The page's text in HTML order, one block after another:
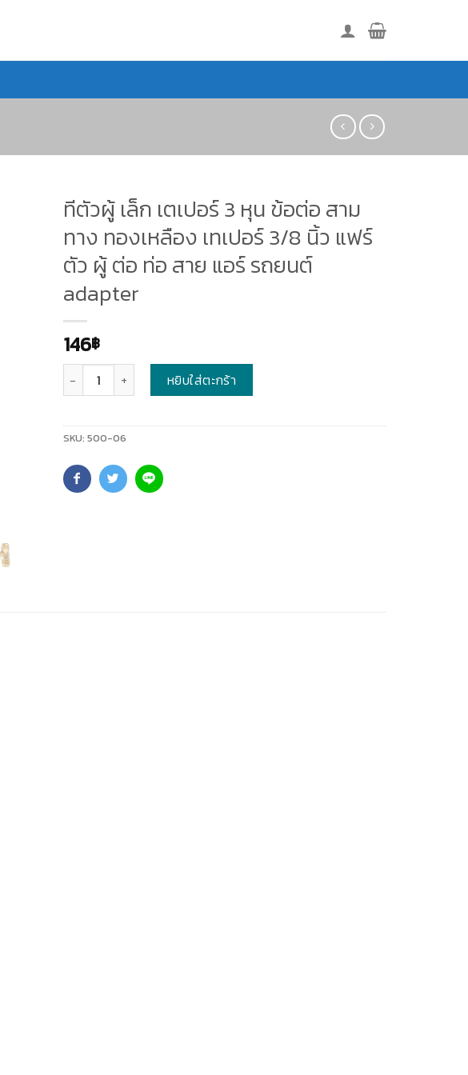
ทีตัวผู้ เล็ก เตเปอร์ 3 หุน ข้อต่อ สาม
ทาง ทองเหลือง เทเปอร์ 3/8 นิ้ว แฟร์
ตัว ผู้ ต่อ ท่อ สาย แอร์ รถยนต์
adapter
146฿
หยิบใส่ตะกร้า
SKU: 500-06